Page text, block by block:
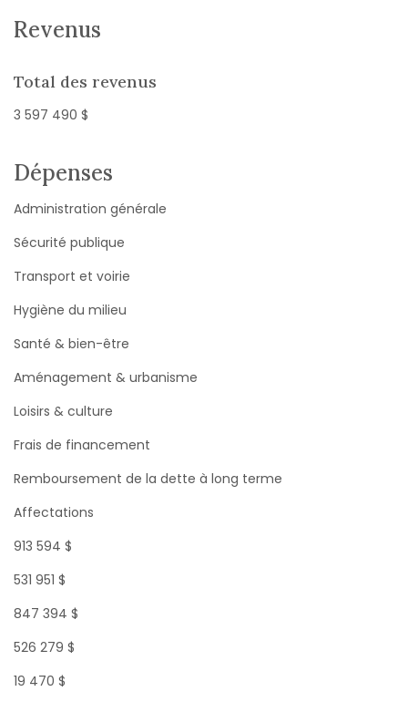
Revenus
Total des revenus
3 597 490 $
Dépenses
Administration générale
Sécurité publique
Transport et voirie
Hygiène du milieu
Santé & bien-être
Aménagement & urbanisme
Loisirs & culture
Frais de financement
Remboursement de la dette à long terme
Affectations
913 594 $
531 951 $
847 394 $
526 279 $
19 470 $